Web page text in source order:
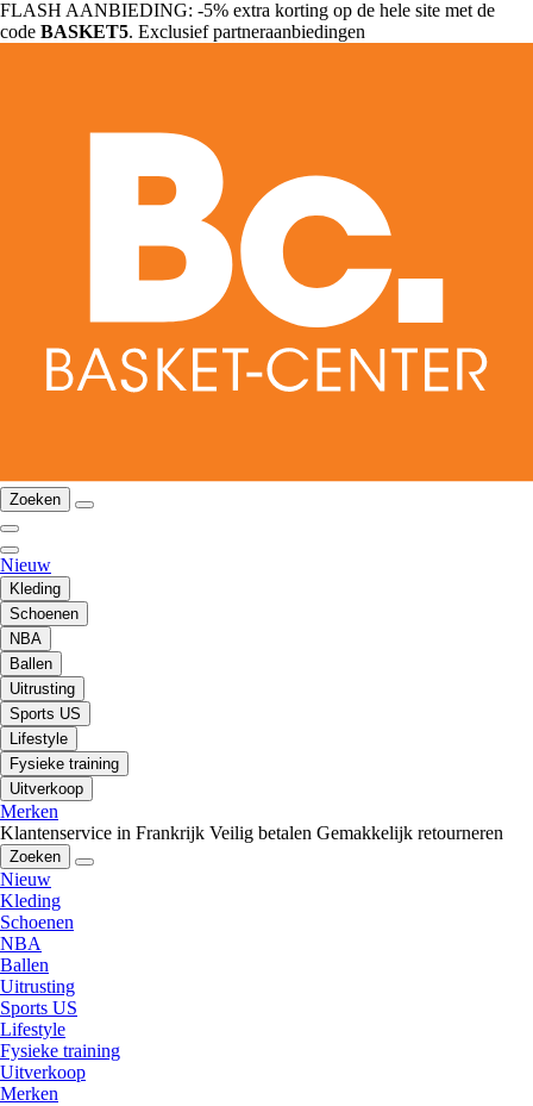
FLASH AANBIEDING: -5% extra korting op de hele site met de
code BASKET5. Exclusief partneraanbiedingen
Zoeken
Nieuw
Kleding
Schoenen
NBA
Ballen
Uitrusting
Sports US
Lifestyle
Fysieke training
Uitverkoop
Merken
Klantenservice in Frankrijk Veilig betalen Gemakkelijk retourneren
Zoeken
Nieuw
Kleding
Schoenen
NBA
Ballen
Uitrusting
Sports US
Lifestyle
Fysieke training
Uitverkoop
Merken